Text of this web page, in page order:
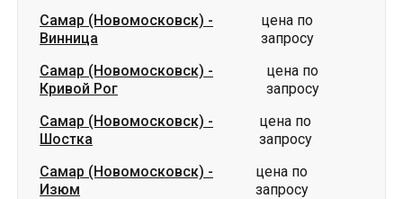
Самар (Новомосковск) -
Винница
цена по
запросу
Самар (Новомосковск) -
Кривой Рог
цена по
запросу
Самар (Новомосковск) -
Шостка
цена по
запросу
Самар (Новомосковск) -
Изюм
цена по
запросу